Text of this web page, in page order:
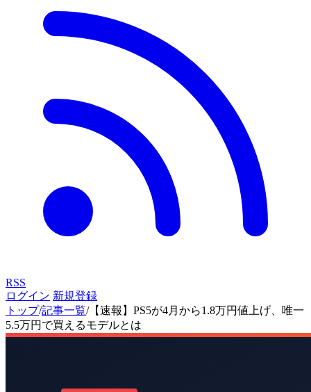
RSS
ログイン 新規登録
トップ/記事一覧/【速報】PS5が4月から1.8万円値上げ、唯一
5.5万円で買えるモデルとは